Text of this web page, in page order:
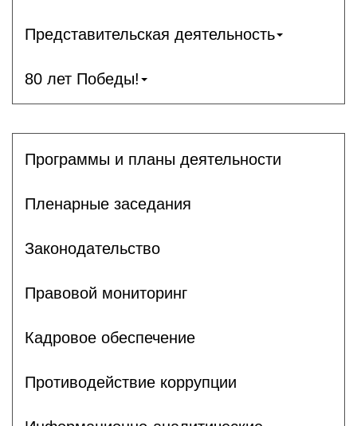
Представительская деятельность
80 лет Победы!
Программы и планы деятельности
Пленарные заседания
Законодательство
Правовой мониторинг
Кадровое обеспечение
Противодействие коррупции